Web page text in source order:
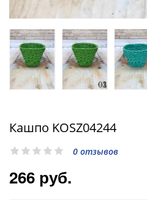
Кашпо KOSZ04244
0 отзывов
266 руб.